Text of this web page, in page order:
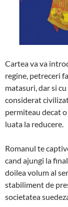
Cartea va va
regine, petreceri
matasuri, dar si
considerat
permiteau decat o
luata la reducere.
Romanul te
cand ajungi la
doilea volum al
stabiliment de
societatea